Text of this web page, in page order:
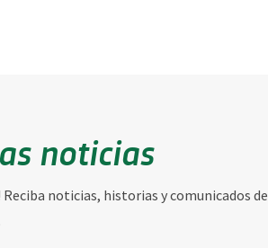
noticias
noticias, historias y comunicados de